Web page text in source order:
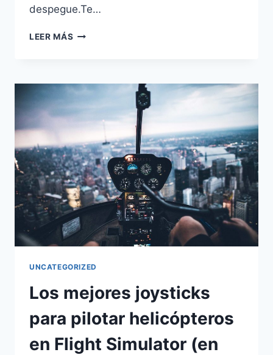
despegue.Te…
LEER MÁS DISFRUTA
UN
EN
PROPIA
CASA
UNCATEGORIZED
Los mejores joysticks
para pilotar helicópteros
en Flight Simulator (en